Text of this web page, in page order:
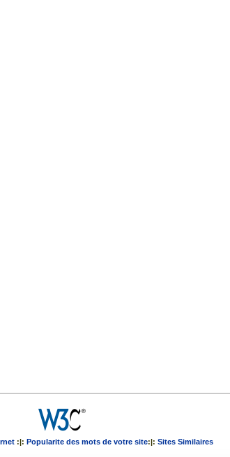
:|: Popularite des mots de votre site:|: Sites Similaires